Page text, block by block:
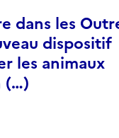
dans les
dispositif
les animaux
(…)